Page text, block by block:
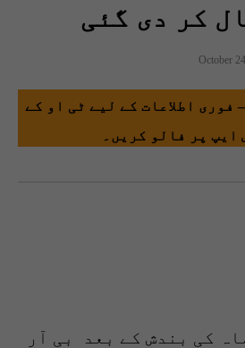
کر دی گئی
October
فوری اطلاعات کے لیے ٹی او کے
ایپ پر فالو کریں۔
کی بندش کے بعد بی آر